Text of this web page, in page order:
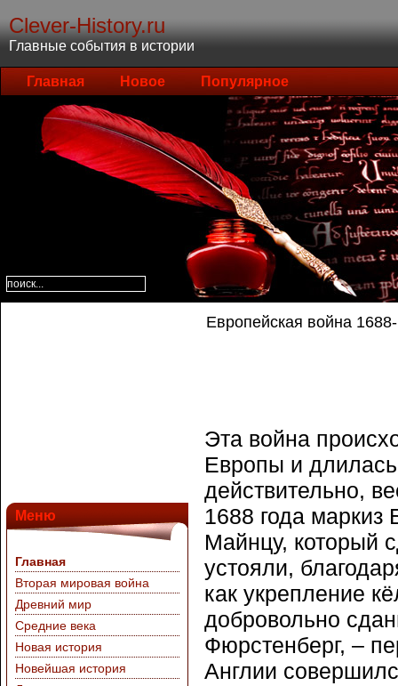
Clever-History.ru
Главные события в истории
Главная Новое Популярное
Меню
Главная
Вторая мировая война
Древний мир
Средние века
Новая история
Новейшая история
Европейская война 1688-
Эта война
Европы и
действительно,
1688 года маркиз
Майнцу, который
устояли,
как укрепление
добровольно
Фюрстенберг, –
Англии